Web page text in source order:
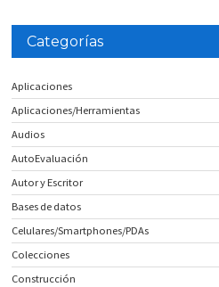
Categorías
Aplicaciones
Aplicaciones/Herramientas
Audios
AutoEvaluación
Autor y Escritor
Bases de datos
Celulares/Smartphones/PDAs
Colecciones
Construcción